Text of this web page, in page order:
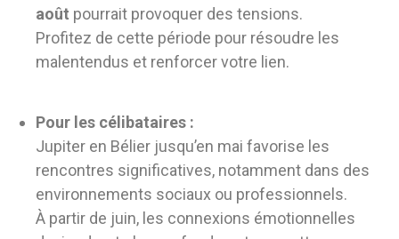
août pourrait provoquer des tensions.
Profitez de cette période pour résoudre les
malentendus et renforcer votre lien.
Pour les célibataires :
Jupiter en Bélier jusqu’en mai favorise les
rencontres significatives, notamment dans des
environnements sociaux ou professionnels.
À partir de juin, les connexions émotionnelles